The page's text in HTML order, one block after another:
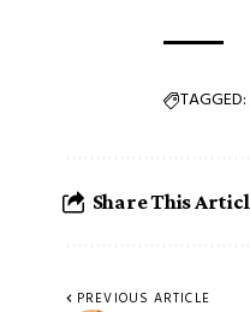
TAGGED:
Share This
PREVIOUS ARTICLE